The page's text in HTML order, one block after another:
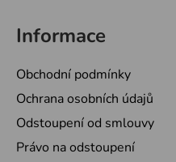
Informace
Obchodní podmínky
Ochrana osobních údajů
Odstoupení od smlouvy
Právo na odstoupení